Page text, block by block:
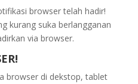
browser telah hadir!
kurang suka berlangganan
via browser.
browser di dekstop, tablet